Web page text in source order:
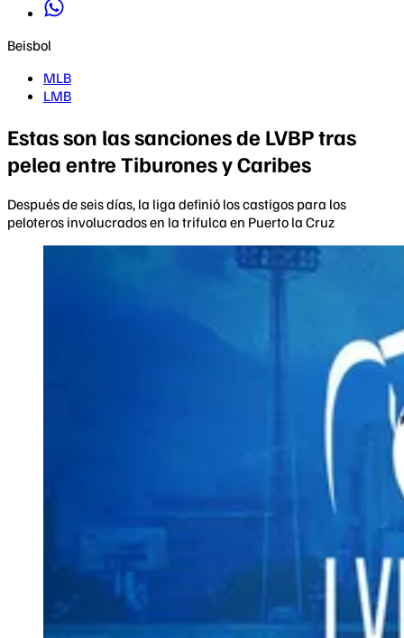
Beisbol
MLB
LMB
Estas son las sanciones de LVBP tras
pelea entre Tiburones y Caribes
Después de seis días, la liga definió los castigos para los
peloteros involucrados en la trifulca en Puerto la Cruz